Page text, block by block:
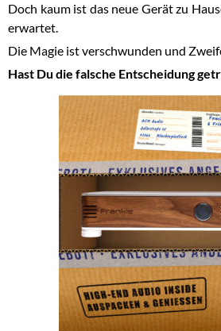
Doch kaum ist das neue Gerät zu
erwartet.
Die Magie ist verschwunden und
Hast Du die falsche Entscheidung